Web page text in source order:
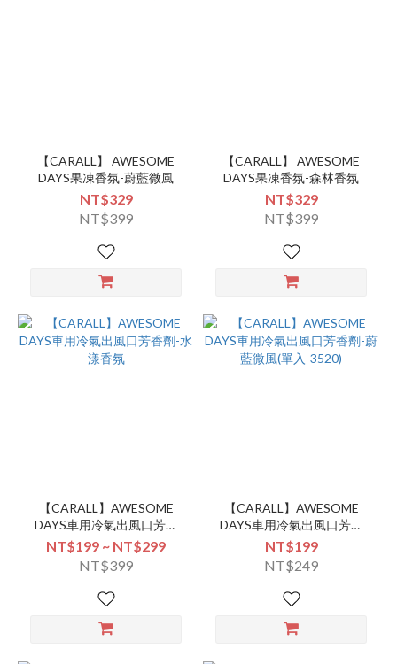
【CARALL】 AWESOME
DAYS果凍香氛-蔚藍微風
NT$329
NT$399
【CARALL】 AWESOME
DAYS果凍香氛-森林香氛
NT$329
NT$399
【CARALL】AWESOME
DAYS車用冷氣出風口芳香
劑-水漾香氛
NT$199 ~ NT$299
NT$399
【CARALL】AWESOME
DAYS車用冷氣出風口芳香
劑-蔚藍微風(單入-3520)
NT$199
NT$249